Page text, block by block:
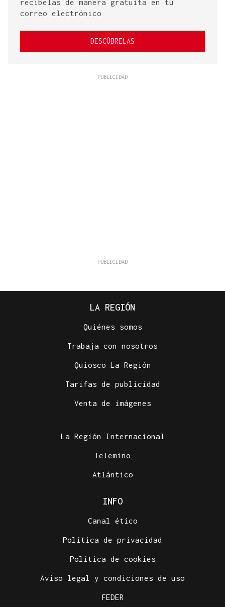
recíbelas de manera gratuita en tu
correo electrónico
DESCÚBRELAS
LA REGIÓN
Quiénes somos
Trabaja con nosotros
Quiosco La Región
Tarifas de publicidad
Venta de imágenes
La Región Internacional
Telemiño
Atlántico
INFO
Canal ético
Política de privacidad
Política de cookies
Aviso legal y condiciones de uso
FEDER